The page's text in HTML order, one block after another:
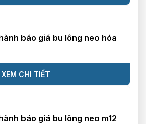
báo giá bu lông neo hóa
XEM CHI TIẾT
báo giá bu lông neo m12